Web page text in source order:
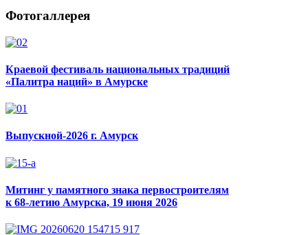
Фотогаллерея
Краевой фестиваль национальных традиций
«Палитра наций» в Амурске
Выпускной-2026 г. Амурск
Митинг у памятного знака первостроителям
к 68-летию Амурска, 19 июня 2026